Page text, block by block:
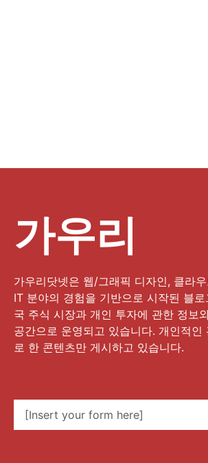
가우리
가우리닷넷은 웹/그래픽 디자인, 클라
IT 분야의 경험을 기반으로 시작된 블
국 주식 시장과 개인 투자에 관한 정보
공간으로 운영되고 있습니다. 개인적인
로 한 콘텐츠만 게시하고 있습니다.
[Insert your form here]